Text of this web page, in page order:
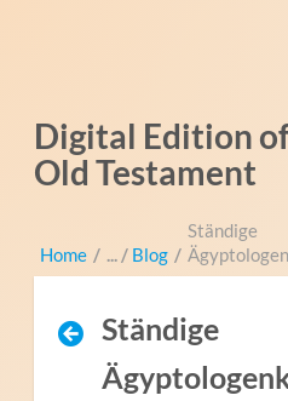
Digital Edition
Old Testament
Home / Blog /
Ständige
Ständige